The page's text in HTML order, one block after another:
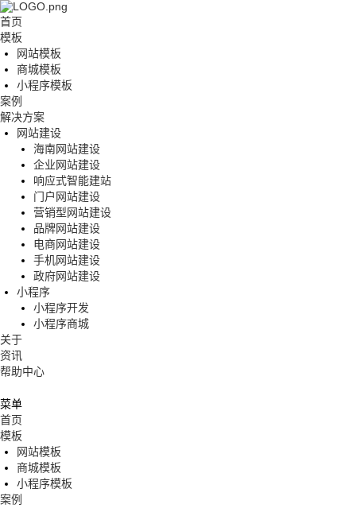
首页
模板
网站模板
商城模板
小程序模板
案例
解决方案
网站建设
海南网站建设
企业网站建设
响应式智能建站
门户网站建设
营销型网站建设
品牌网站建设
电商网站建设
手机网站建设
政府网站建设
小程序
小程序开发
小程序商城
关于
资讯
帮助中心
菜单
首页
模板
网站模板
商城模板
小程序模板
案例